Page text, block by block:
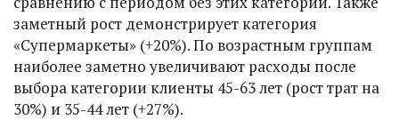
заметный рост демонстрирует категория
«Супермаркеты» (+20%). По возрастным группам
наиболее заметно увеличивают расходы после
выбора категории клиенты 45-63 лет (рост трат на
30%) и 35-44 лет (+27%).